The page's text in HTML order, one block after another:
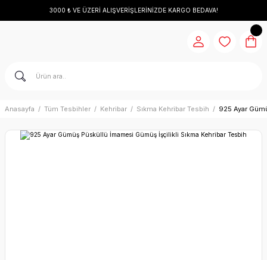
3000 ₺ VE ÜZERİ ALIŞVERİŞLERİNİZDE KARGO BEDAVA!
Anasayfa Tüm Tesbihler Kehribar Sıkma Kehribar Tesbih 925 Ayar